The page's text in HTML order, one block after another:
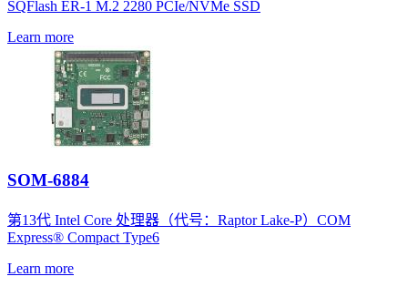
SQFlash ER-1 M.2 2280 PCIe/NVMe SSD
Learn more
SOM-6884
第13代 Intel Core 处理器（代号：Raptor Lake-P）COM
Express® Compact Type6
Learn more